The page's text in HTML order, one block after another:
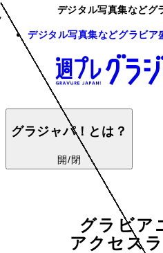
デジタル写真集などグ
デジタル写真集などグラビア
グラジャパ！とは？
開/閉
グラビア
アクセス